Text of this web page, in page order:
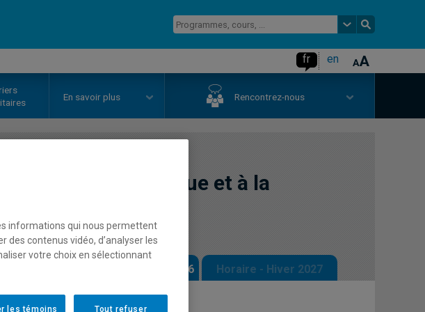
fr en
En savoir plus Rencontrez-nous
à la langue et à la
Horaire - Automne 2026 Horaire - Hiver 2027
informations qui nous permettent
des contenus vidéo, d’analyser les
votre choix en sélectionnant
Tout refuser
les témoins